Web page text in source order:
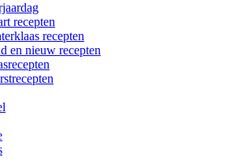
recepten
recepten
en nieuw recepten